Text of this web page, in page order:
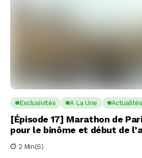
Exclusivités A La Une Actualités
[Épisode 17] Marathon de
pour le binôme et début de
2 Min(s)